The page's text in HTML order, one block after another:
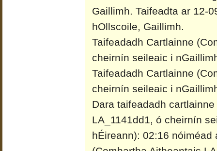
Gaillimh. Taifeadta ar 12-
hOllscoile, Gaillimh.
Taifeadadh Cartlainne
cheirnín seileaic i
Taifeadadh Cartlainne
cheirnín seileaic i
Dara taifeadadh
LA_1141dd1, ó cheirnín
hÉireann): 02:16